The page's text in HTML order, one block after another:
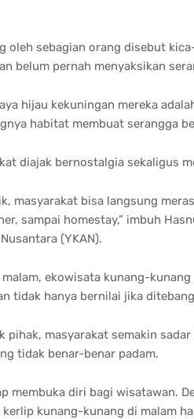
oleh sebagian orang disebut
belum pernah menyaksikan
hijau kekuningan mereka
habitat membuat serangga
diajak bernostalgia sekaligus
masyarakat bisa langsung
sampai homestay,” imbuh
(YKAN).
ekowisata kunang-
tidak hanya bernilai jika
pihak, masyarakat semakin
tidak benar-benar padam.
membuka diri bagi wisatawan.
kunang-kunang di malam